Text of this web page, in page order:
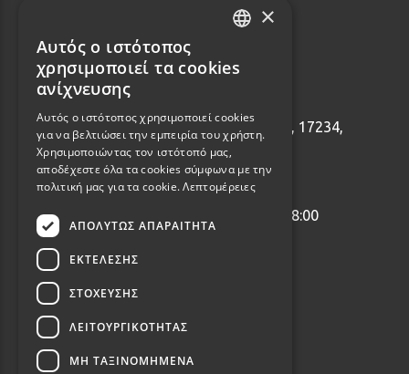
Επικοινωνία
2114001465
Εθνάρχου Μακαρίου 92, Δάφνη, 17234,
Ελλάδα
info@webalists.gr
Δευτέρα - Παρασκευή 10:00 - 18:00
×
Αυτός ο ιστότοπος
χρησιμοποιεί τα cookies
ανίχνευσης
Αυτός ο ιστότοπος χρησιμοποιεί cookies
για να βελτιώσει την εμπειρία του χρήστη.
Χρησιμοποιώντας τον ιστότοπό μας,
αποδέχεστε όλα τα cookies σύμφωνα με την
πολιτική μας για τα cookie. Λεπτομέρειες
ΑΠΟΛΎΤΩΣ ΑΠΑΡΑΊΤΗΤΑ
ΕΚΤΈΛΕΣΗΣ
ΣΤΌΧΕΥΣΗΣ
ΛΕΙΤΟΥΡΓΙΚΌΤΗΤΑΣ
ΜΗ ΤΑΞΙΝΟΜΗΜΈΝΑ